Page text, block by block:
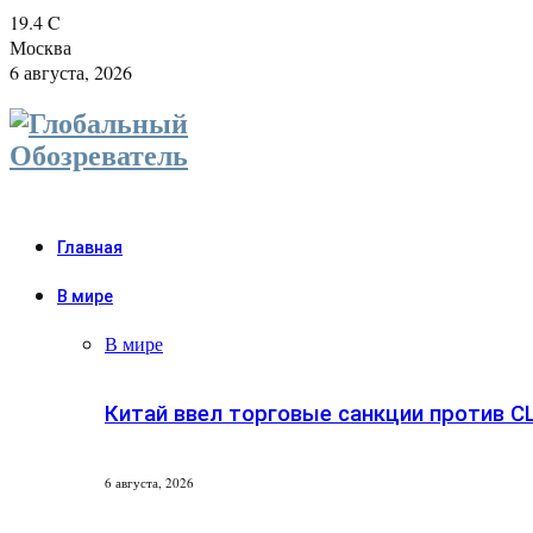
19.4C
Москва
6 августа, 2026
Главная
В мире
В мире
Китай ввел торговые санкции против
6 августа, 2026